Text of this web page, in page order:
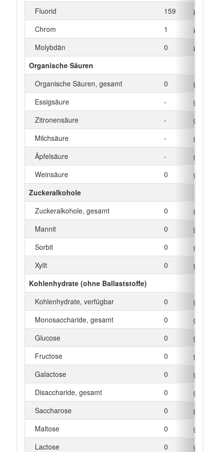
Fluorid 159
µg
Chrom
1
µg
Molybdän
0
µg
Organische Säuren
Organische Säuren, gesamt
0
g
Essigsäure
-
g
Zitronensäure
-
g
Milchsäure
-
g
Äpfelsäure
-
g
Weinsäure
0
g
Zuckeralkohole
Zuckeralkohole, gesamt
0
g
Mannit
0
g
Sorbit
0
g
Xylit
0
g
Kohlenhydrate (ohne Ballaststoffe)
Kohlenhydrate, verfügbar
0
g
Monosaccharide, gesamt
0
g
Glucose
0
g
Fructose
0
g
Galactose
0
g
Disaccharide, gesamt
0
g
Saccharose
0
g
Maltose
0
g
Lactose
0
g